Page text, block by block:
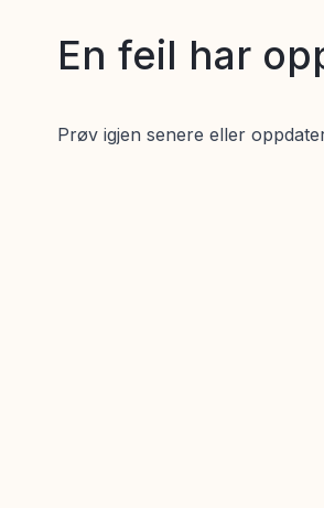
En feil har
Prøv igjen senere eller